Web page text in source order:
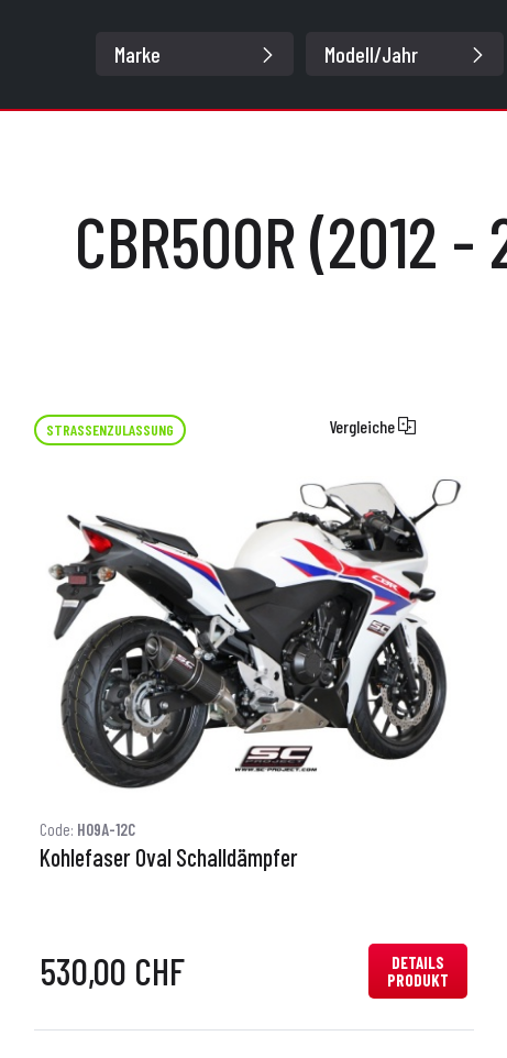
CBR500R (2012 -
STRASSENZULASSUNG Vergleiche
Code: H09A-12C
Kohlefaser Oval Schalldämpfer
530,00 CHF
DETAILS
PRODUKT